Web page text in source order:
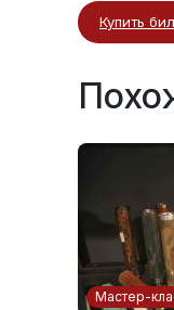
Купить
Мастер-